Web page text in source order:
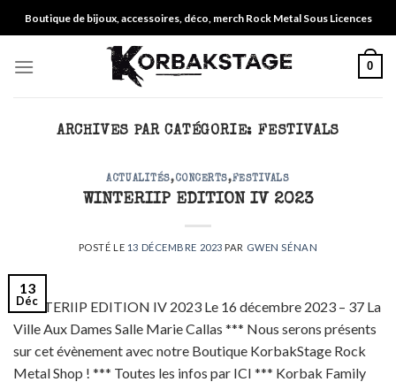
to
Boutique de bijoux, accessoires, déco, merch Rock Metal Sous Licences
0
ARCHIVES PAR CATÉGORIE: FESTIVALS
ACTUALITÉS,CONCERTS,FESTIVALS
WINTERIIP EDITION IV 2023
POSTÉ LE 13 DÉCEMBRE 2023 PAR GWEN SÉNAN
13
Déc
WINTERIIP EDITION IV 2023 Le 16 décembre 2023 – 37 La
Ville Aux Dames Salle Marie Callas *** Nous serons présents
sur cet évènement avec notre Boutique KorbakStage Rock
Metal Shop ! *** Toutes les infos par ICI *** Korbak Family